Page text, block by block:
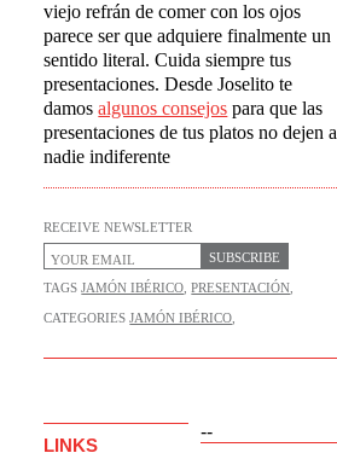
viejo refrán de comer con los ojos
parece ser que adquiere finalmente un
sentido literal. Cuida siempre tus
presentaciones. Desde Joselito te
damosalgunos consejos para que las
presentaciones de tus platos no dejen a
nadie indiferente
RECEIVE NEWSLETTER
SUBSCRIBE
TAGSJAMÓN IBÉRICO ,PRESENTACIÓN
CATEGORIESJAMÓN IBÉRICO
--
LINKS